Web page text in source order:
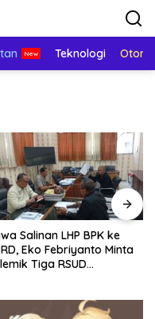
Teknologi
Salinan LHP BPK ke
Eko Febriyanto Minta
Tiga RSUD